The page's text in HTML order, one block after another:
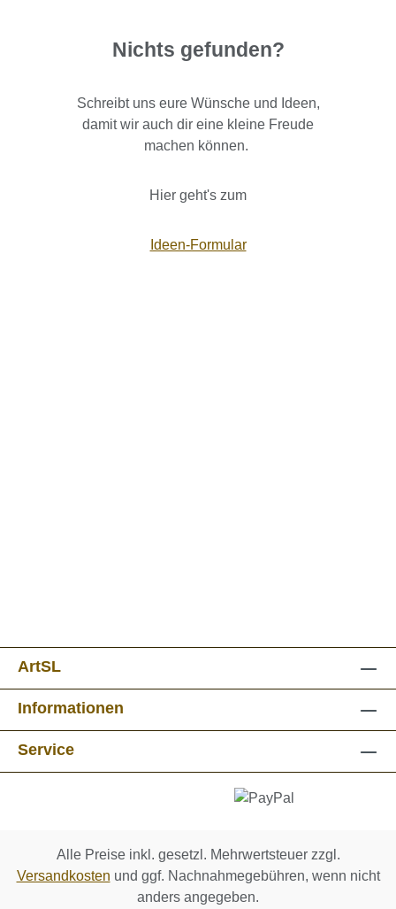
Nichts gefunden?
Schreibt uns eure Wünsche und Ideen,
damit wir auch dir eine kleine Freude
machen können.
Hier geht's zum
Ideen-Formular
ArtSL
Informationen
Service
Alle Preise inkl. gesetzl. Mehrwertsteuer zzgl.
Versandkosten und ggf. Nachnahmegebühren, wenn nicht
anders angegeben.